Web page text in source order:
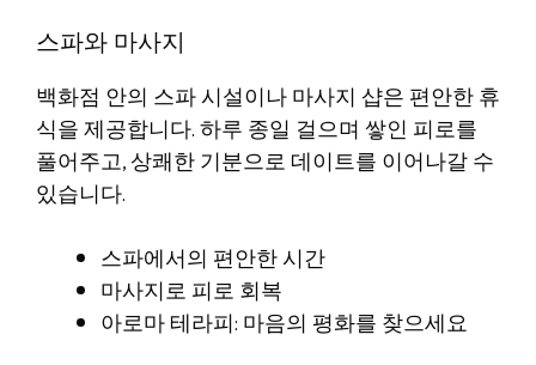
스파와 마사지
백화점 안의 스파 시설이나 마사지 샵은 편안한 휴
식을 제공합니다. 하루 종일 걸으며 쌓인 피로를
풀어주고, 상쾌한 기분으로 데이트를 이어나갈 수
있습니다.
스파에서의 편안한 시간
마사지로 피로 회복
아로마 테라피: 마음의 평화를 찾으세요